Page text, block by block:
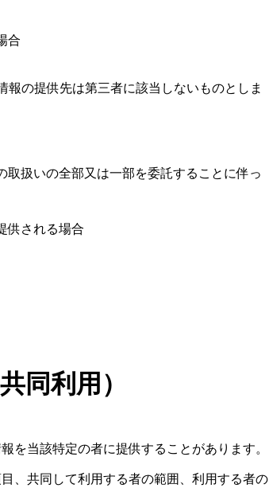
合
の提供先は第三者に該当しないものとしま
扱いの全部又は一部を委託することに伴っ
供される場合
同利用）
を当該特定の者に提供することがあります。
、共同して利用する者の範囲、利用する者の